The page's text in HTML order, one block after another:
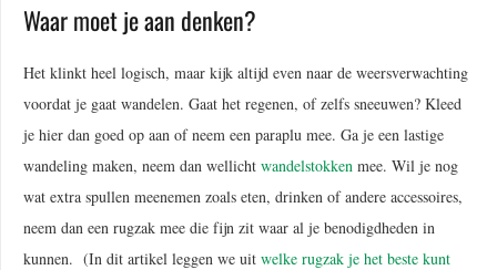
Waar moet je aan denken?
Het klinkt heel logisch, maar kijk altijd even naar de weersverwachting
voordat je gaat wandelen. Gaat het regenen, of zelfs sneeuwen? Kleed
je hier dan goed op aan of neem een paraplu mee. Ga je een lastige
wandeling maken, neem dan wellicht wandelstokken mee. Wil je nog
wat extra spullen meenemen zoals eten, drinken of andere accessoires,
neem dan een rugzak mee die fijn zit waar al je benodigdheden in
kunnen. (In dit artikel leggen we uit welke rugzak je het beste kunt